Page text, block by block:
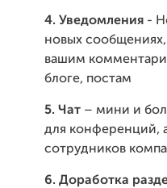
4. Уведомления -
новых
вашим
блоге, постам
5. Чат – мини и
для конференций,
сотрудников
6. Доработка